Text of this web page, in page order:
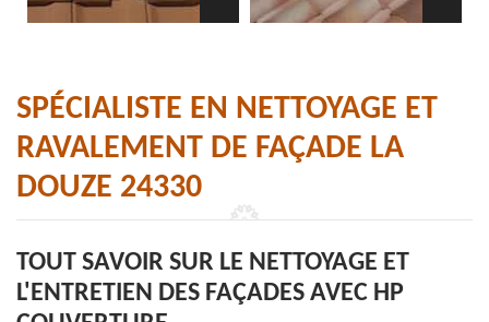
SPÉCIALISTE EN NETTOYAGE ET
RAVALEMENT DE FAÇADE LA
DOUZE 24330
TOUT SAVOIR SUR LE NETTOYAGE ET
L'ENTRETIEN DES FAÇADES AVEC HP